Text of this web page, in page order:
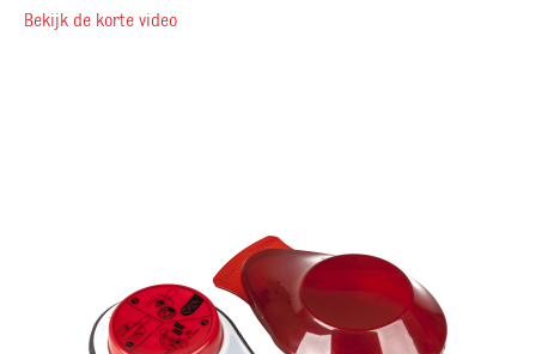
Bekijk de korte video